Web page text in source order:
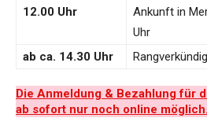
12.00 Uhr
Ankunft in
Uhr
ab ca. 14.30 Uhr
Die Anmeldung & Bezahlung für
ab sofort nur noch online möglich.